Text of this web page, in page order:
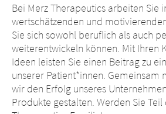
Bei Merz Therapeutics arbeiten Sie
wertschätzenden und
Sie sich sowohl beruflich als auch
weiterentwickeln können. Mit Ihren
Ideen leisten Sie einen Beitrag zu
unserer Patient*innen. Gemeinsam
wir den Erfolg unseres
Produkte gestalten. Werden Sie Teil